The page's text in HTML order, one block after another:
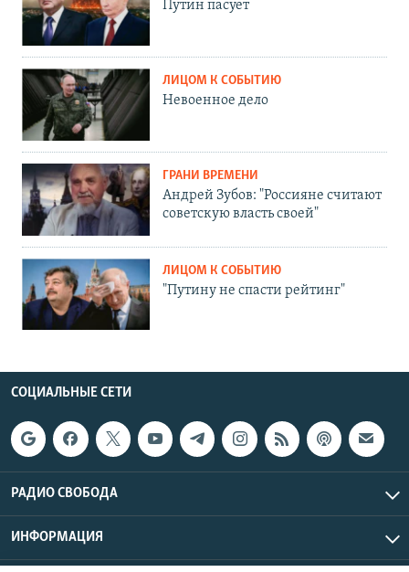
Путин пасует
ЛИЦОМ К СОБЫТИЮ
Невоенное дело
ГРАНИ ВРЕМЕНИ
Андрей Зубов: "Россияне считают
советскую власть своей"
ЛИЦОМ К СОБЫТИЮ
"Путину не спасти рейтинг"
СОЦИАЛЬНЫЕ СЕТИ
РАДИО СВОБОДА
ИНФОРМАЦИЯ